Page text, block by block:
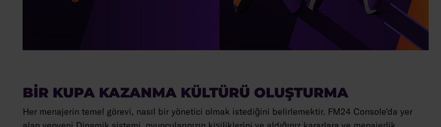
BIR KUPA KAZANMA KÜLTÜRÜ OLUŞTURMA
Her menajerin temel görevi, nasıl bir yönetici olmak istediğini belirlemektir. FM24 Console'da yer